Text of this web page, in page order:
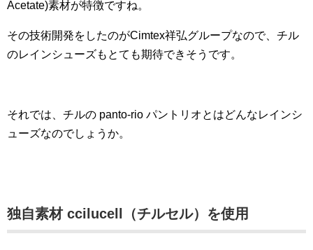
Acetate)素材が特徴ですね。
その技術開発をしたのがCimtex祥弘グループなので、チル
のレインシューズもとても期待できそうです。
それでは、チルの panto-rio パントリオとはどんなレインシ
ューズなのでしょうか。
独自素材 ccilucell（チルセル）を使用